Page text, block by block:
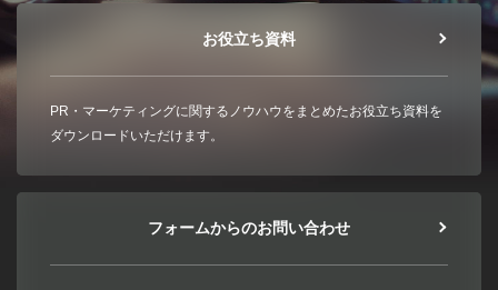
お役立ち資料
PR・マーケティングに関するノウハウをまとめたお役立ち資料を
ダウンロードいただけます。
フォームからのお問い合わせ